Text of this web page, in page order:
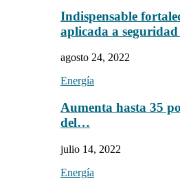
Indispensable
aplicada a
agosto 24, 2022
Energía
Aumenta hasta 35
del…
julio 14, 2022
Energía